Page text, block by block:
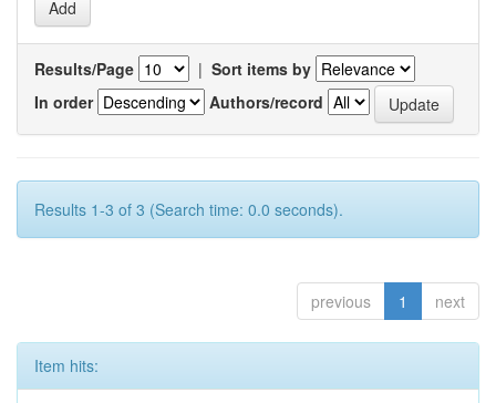
Results/Page | Sort items by
In order
Authors/record
Results 1-3 of 3 (Search time: 0.0 seconds).
previous 1 next
Item hits: